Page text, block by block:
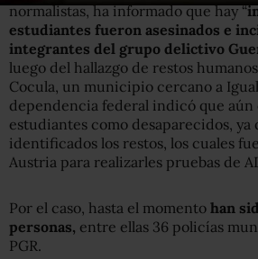
normalistas, ha informado que hay “
estudiantes fueron asesinados e
integrantes del grupo delictivo
luego del hallazgo de restos
Cocula, un municipio cercano a
dependencia federal indicó que aún
estudiantes como desaparecidos, ya
identificados los restos, los cuales
Austria para realizarles pruebas de
Por el caso, hasta el momento han
personas, entre ellas 36 policías
PGR.